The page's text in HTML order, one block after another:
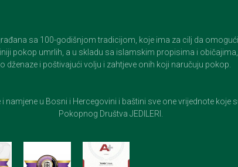
sa 100-godišnjom tradicijom, koje ima za cilj da
pokop umrlih, a u skladu sa islamskim propisima i
dženaze i poštivajući volju i zahtjeve onih koji naručuju pokop.
namjene u Bosni i Hercegovini i baštini sve one vrijednote koje
Pokopnog Društva JEDILERI.